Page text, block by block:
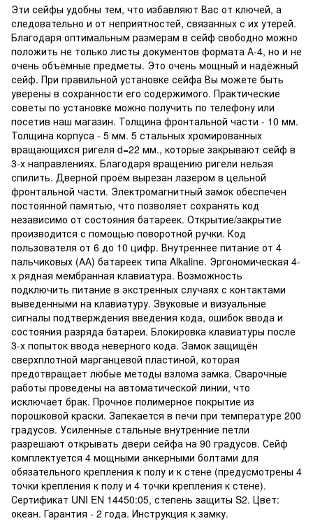
Эти сейфы удобны тем, что избавляют Вас от ключей, а
следовательно и от неприятностей, связанных с их утерей.
Благодаря оптимальным размерам в сейф свободно можно
положить не только листы документов формата А-4, но и не
очень объёмные предметы. Это очень мощный и надёжный
сейф. При правильной установке сейфа Вы можете быть
уверены в сохранности его содержимого. Практические
советы по установке можно получить по телефону или
посетив наш магазин. Толщина фронтальной части - 10 мм.
Толщина корпуса - 5 мм. 5 стальных хромированных
вращающихся ригеля d=22 мм., которые закрывают сейф в
3-х направлениях. Благодаря вращению ригели нельзя
спилить. Дверной проём вырезан лазером в цельной
фронтальной части. Электромагнитный замок обеспечен
постоянной памятью, что позволяет сохранять код
независимо от состояния батареек. Открытие/закрытие
производится с помощью поворотной ручки. Код
пользователя от 6 до 10 цифр. Внутреннее питание от 4
пальчиковых (АА) батареек типа Alkaline. Эргономическая 4-
х рядная мембранная клавиатура. Возможность
подключить питание в экстренных случаях с контактами
выведенными на клавиатуру. Звуковые и визуальные
сигналы подтверждения введения кода, ошибок ввода и
состояния разряда батареи. Блокировка клавиатуры после
3-х попыток ввода неверного кода. Замок защищён
сверхплотной марганцевой пластиной, которая
предотвращает любые методы взлома замка. Сварочные
работы проведены на автоматической линии, что
исключает брак. Прочное полимерное покрытие из
порошковой краски. Запекается в печи при температуре 200
градусов. Усиленные стальные внутренние петли
разрешают открывать двери сейфа на 90 градусов. Сейф
комплектуется 4 мощными анкерными болтами для
обязательного крепления к полу и к стене (предусмотрены 4
точки крепления к полу и 4 точки крепления к стене).
Сертификат UNI EN 14450:05, степень защиты S2. Цвет:
океан. Гарантия - 2 года. Инструкция к замку.